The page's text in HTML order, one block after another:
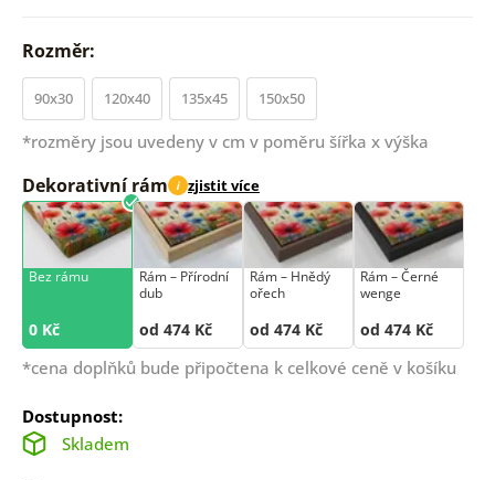
Rozměr:
90x30 120x40 135x45 150x50
*rozměry jsou uvedeny v cm v poměru šířka x výška
Dekorativní rám i zjistit více
Bez rámu
0 Kč
Rám –⁠⁠⁠⁠⁠⁠ Přírodní
dub
od 474 Kč
Rám –⁠⁠⁠⁠⁠⁠ Hnědý
ořech
od 474 Kč
Rám –⁠⁠⁠⁠⁠⁠ Černé
wenge
od 474 Kč
*cena doplňků bude připočtena k celkové ceně v košíku
Dostupnost:
Skladem